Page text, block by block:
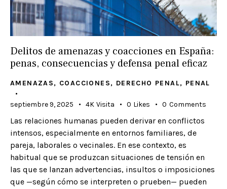
Delitos de amenazas y coacciones en España:
penas, consecuencias y defensa penal eficaz
AMENAZAS, COACCIONES, DERECHO PENAL, PENAL
septiembre 9, 2025 4K Visita 0 Likes 0 Comments
Las relaciones humanas pueden derivar en conflictos
intensos, especialmente en entornos familiares, de
pareja, laborales o vecinales. En ese contexto, es
habitual que se produzcan situaciones de tensión en
las que se lanzan advertencias, insultos o imposiciones
que —según cómo se interpreten o prueben— pueden